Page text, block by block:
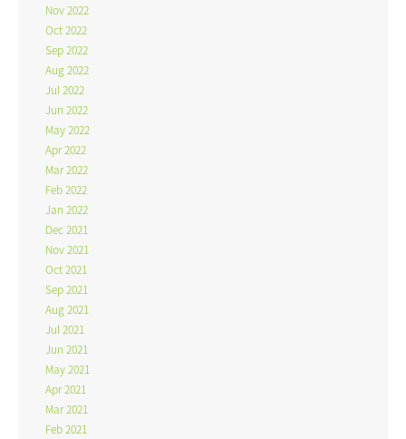
Nov 2022
Oct 2022
Sep 2022
Aug 2022
Jul 2022
Jun 2022
May 2022
Apr 2022
Mar 2022
Feb 2022
Jan 2022
Dec 2021
Nov 2021
Oct 2021
Sep 2021
Aug 2021
Jul 2021
Jun 2021
May 2021
Apr 2021
Mar 2021
Feb 2021